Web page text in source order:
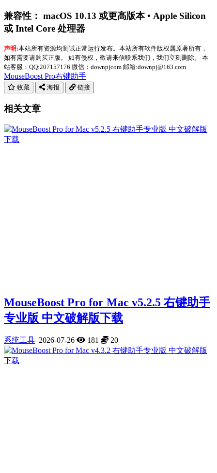
兼容性： macOS 10.13 或更高版本 • Apple Silicon
或 Intel Core 处理器
声明:本站所有资源均测试正常运行发布。本站所有软件版权属原著所有，
如有需要请购买正版。 如有侵权，敬请来信联系我们，我们立刻删除。 本
站客服：QQ:207157176 微信：downpjcom 邮箱:downpj@163.com
MouseBoost Pro右键助手
收藏 海报 链接
相关文章
MouseBoost Pro for Mac v5.2.5 右键助手
专业版 中文破解版下载
系统工具 2026-07-26 181 20